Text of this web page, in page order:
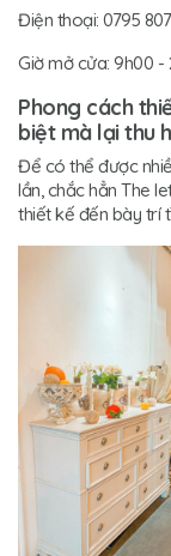
Điện thoại: 0795
Giờ mở cửa: 9h00 -
Phong cách
biệt mà lại thu
Để có thể được
lần, chắc hẳn The
thiết kế đến bày trí